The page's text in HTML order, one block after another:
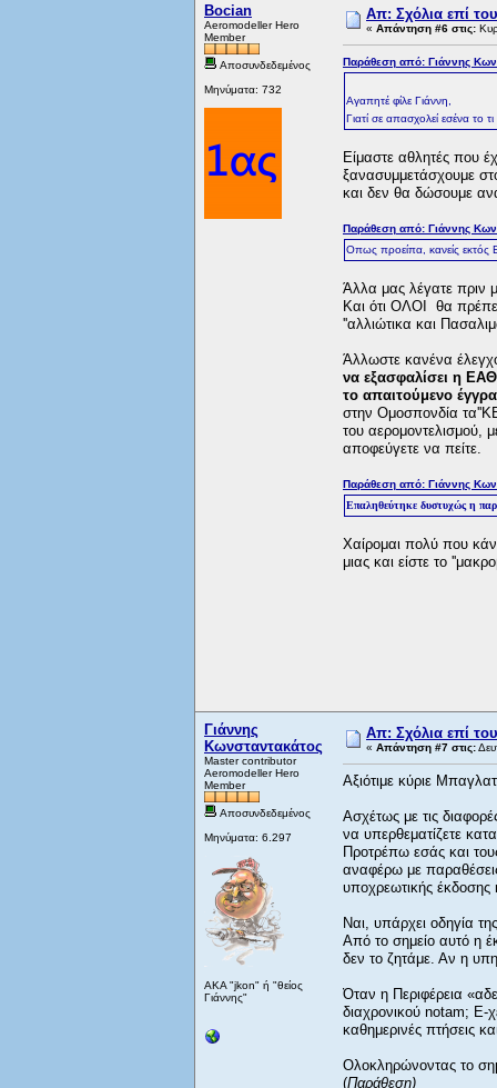
Bocian
Aeromodeller Hero
Member
Αποσυνδεδεμένος
Μηνύματα: 732
Απ: Σχόλια επί
« Απάντηση #6 στις:
Παράθεση από: Γιάννης
Αγαπητέ φίλε Γιάννη,
Γιατί σε απασχολεί εσένα το
Είμαστε αθλητές που
ξανασυμμετάσχουμε
και δεν θα δώσουμε
Παράθεση από: Γιάννης
Οπως προείπα, κανείς εκτός
Άλλα μας λέγατε πριν
Και ότι ΟΛΟΙ θα
''αλλιώτικα και
Άλλωστε κανένα
να εξασφαλίσει η
το απαιτούμενο
στην Ομοσπονδία
του
αποφεύγετε να πείτε.
Παράθεση από: Γιάννης
Επαληθεύτηκε δυστυχώς η
Χαίρομαι πολύ που
μιας και είστε το
Γιάννης
Κωνσταντακάτος
Master contributor
Aeromodeller Hero
Member
Αποσυνδεδεμένος
Μηνύματα: 6.297
AKA "jkon" ή "θείος
Γιάννης"
Απ: Σχόλια επί
« Απάντηση #7 στις:
Αξιότιμε κύριε
Ασχέτως με τις
να υπερθεματίζετε
Προτρέπω εσάς και
αναφέρω με
υποχρεωτικής έκδοσης
Ναι, υπάρχει οδηγία
Από το σημείο αυτό η
δεν το ζητάμε. Αν η
Όταν η Περιφέρεια
διαχρονικού notam; Ε-
καθημερινές πτήσεις
Ολοκληρώνοντας το
(Παράθεση)